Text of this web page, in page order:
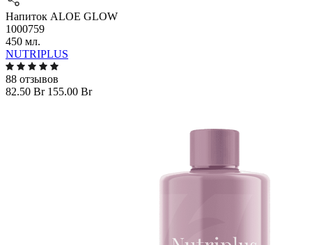
Напиток ALOE GLOW
1000759
450 мл.
NUTRIPLUS
88 отзывов
82.50 Br 155.00 Br